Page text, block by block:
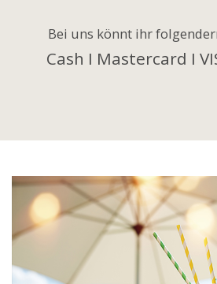
Bei uns könnt ihr
Cash I Mastercard I